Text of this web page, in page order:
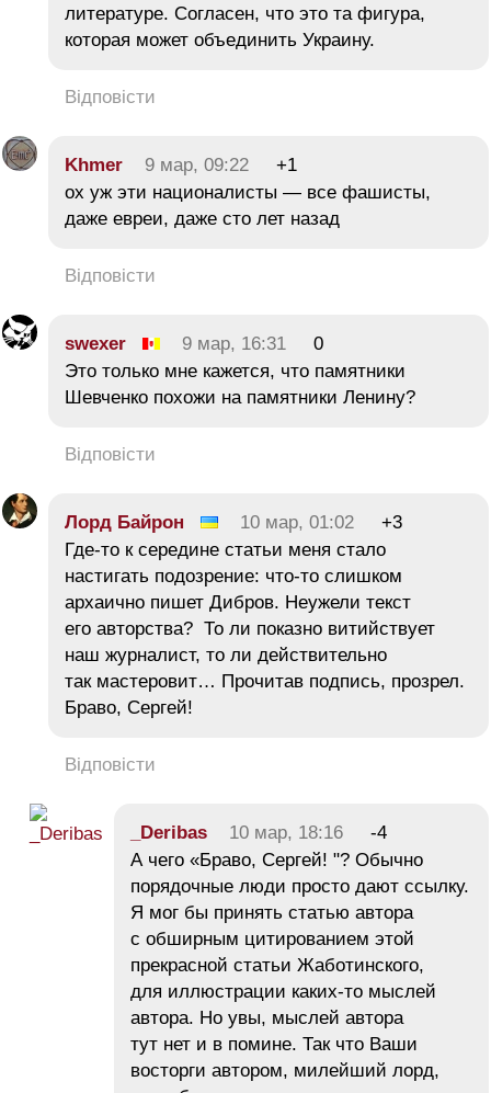
литературе. Согласен, что это та фигура,
которая может объединить Украину.
Відповісти
Khmer 9 мар, 09:22
+1
ох уж эти националисты — все фашисты,
даже евреи, даже сто лет назад
Відповісти
swexer 9 мар, 16:31
0
Это только мне кажется, что памятники
Шевченко похожи на памятники Ленину?
Відповісти
Лорд Байрон 10 мар, 01:02
+3
Где-то к середине статьи меня стало
настигать подозрение: что-то слишком
архаично пишет Дибров. Неужели текст
его авторства? То ли показно витийствует
наш журналист, то ли действительно
так мастеровит… Прочитав подпись, прозрел.
Браво, Сергей!
Відповісти
_Deribas 10 мар, 18:16
-4
А чего «Браво, Сергей! "? Обычно
порядочные люди просто дают ссылку.
Я мог бы принять статью автора
с обширным цитированием этой
прекрасной статьи Жаботинского,
для иллюстрации каких-то мыслей
автора. Но увы, мыслей автора
тут нет и в помине. Так что Ваши
восторги автором, милейший лорд,